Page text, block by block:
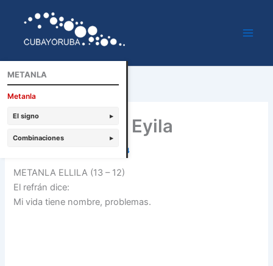
contenido
Metanla tonti Eyila
febrero 5, 2014
METANLA ELLILA (13 – 12)
El refrán dice:
Mi vida tiene nombre, problemas.
METANLA
Metanla
El signo ▸
Combinaciones ▸